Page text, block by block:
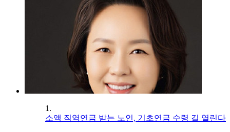
1.
소액 직역연금 받는 노인, 기초연금 수령 길 열린다